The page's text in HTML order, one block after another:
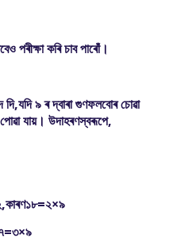
পৰীক্ষা কৰি চাব পাৰোঁ।
৯ ৰ দ্বাৰা গুণফলবোৰ চোৱা
যায়। উদাহৰণস্বৰূপে,